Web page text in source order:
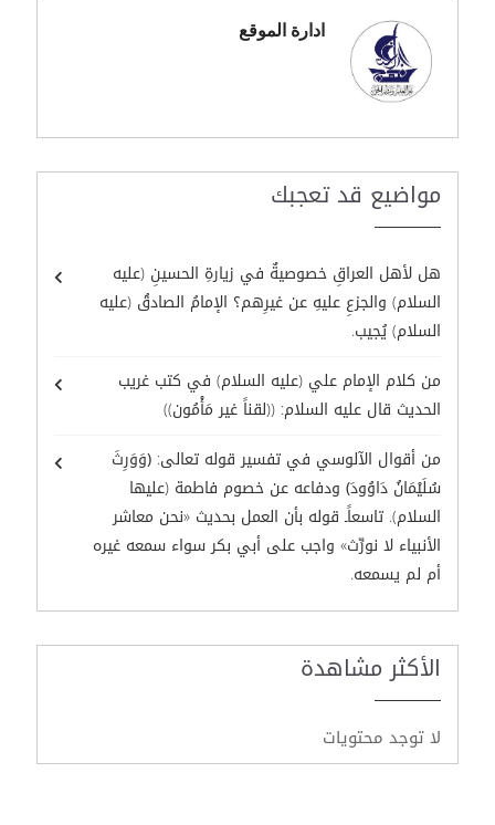
ادارة الموقع
مواضيع قد تعجبك
هل لأهل العراقِ خصوصيةٌ في زيارةِ الحسينِ (عليه
السلام) والجزعِ عليهِ عن غيرِهم؟ الإمامُ الصادقُ (عليه
السلام) يُجيب.
من كلام الإمام علي (عليه السلام) في كتب غريب
الحديث قال عليه السلام: ((لقناً غير مَأْمُون))
من أقوال الآلوسي في تفسير قوله تعالى: ﴿وَوَرِثَ
سُلَيْمَانُ دَاوُودَ﴾ ودفاعه عن خصوم فاطمة (عليها
السلام). تاسعاًـ قوله بأن العمل بحديث «نحن معاشر
الأنبياء لا نورِّث» واجب على أبي بكر سواء سمعه غيره
أم لم يسمعه.
الأكثر مشاهدة
لا توجد محتويات